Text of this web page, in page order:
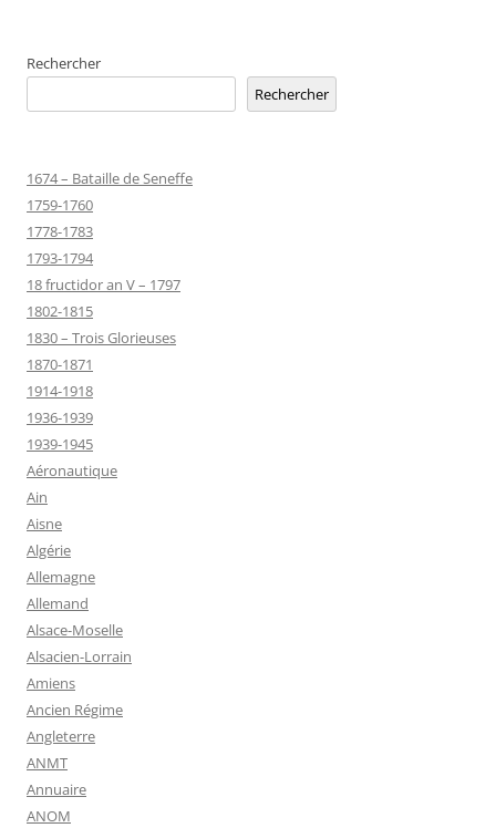
Rechercher
Rechercher
1674 – Bataille de Seneffe
1759-1760
1778-1783
1793-1794
18 fructidor an V – 1797
1802-1815
1830 – Trois Glorieuses
1870-1871
1914-1918
1936-1939
1939-1945
Aéronautique
Ain
Aisne
Algérie
Allemagne
Allemand
Alsace-Moselle
Alsacien-Lorrain
Amiens
Ancien Régime
Angleterre
ANMT
Annuaire
ANOM